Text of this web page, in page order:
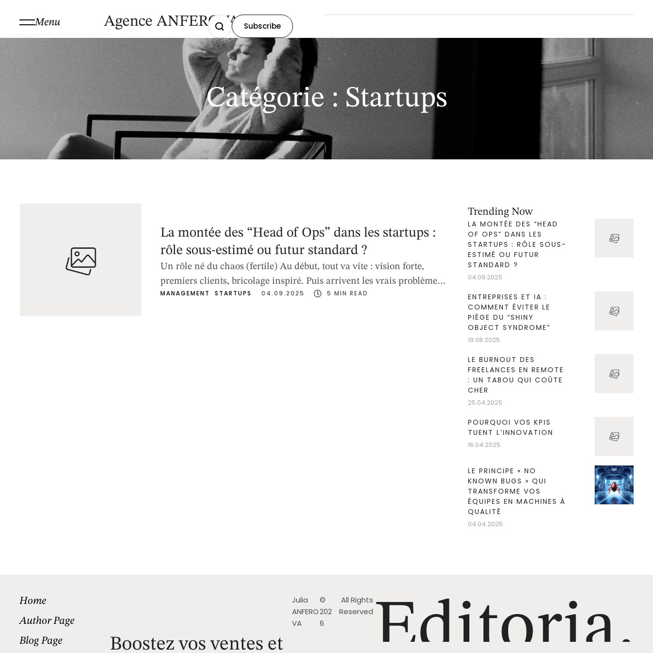
Menu Agence ANFEROVA Subscribe
Catégorie :Startups
MANAGEMENT STARTUPS 04.09.2025 5 MIN READ
La montée des “Head of Ops” dans les startups :
rôle sous-estimé ou futur standard ?
Un rôle né du chaos (fertile) Au début, tout va vite : vision forte,
premiers clients, bricolage inspiré. Puis arrivent les vrais problèmes
d’exécution : données éparpillées, décisions prises au Slack, erreurs
Trending Now
LA MONTÉE DES “HEAD
OF OPS” DANS LES
STARTUPS : RÔLE SOUS-
ESTIMÉ OU FUTUR
STANDARD ?
04.09.2025
ENTREPRISES ET IA :
COMMENT ÉVITER LE
PIÈGE DU “SHINY
OBJECT SYNDROME”
19.08.2025
LE BURNOUT DES
FREELANCES EN REMOTE
: UN TABOU QUI COÛTE
CHER
25.04.2025
POURQUOI VOS KPIS
TUENT L’INNOVATION
16.04.2025
LE PRINCIPE « NO
KNOWN BUGS » QUI
TRANSFORME VOS
ÉQUIPES EN MACHINES À
QUALITÉ
04.04.2025
Home
Author Page
Blog Page
Boostez vos ventes et
Julia
ANFERO
VA
©
202
6
All Rights
Reserved